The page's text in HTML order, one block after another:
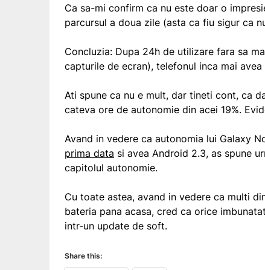
Ca sa-mi confirm ca nu este doar o
parcursul a doua zile (asta ca fiu sigur ca
Concluzia: Dupa 24h de utilizare fara sa
capturile de ecran), telefonul inca mai avea
Ati spune ca nu e mult, dar tineti cont, ca
cateva ore de autonomie din acei 19%.
Avand in vedere ca autonomia lui Galaxy
prima data si avea Android 2.3, as spune
capitolul autonomie.
Cu toate astea, avand in vedere ca multi
bateria pana acasa, cred ca orice
intr-un update de soft.
Share this: